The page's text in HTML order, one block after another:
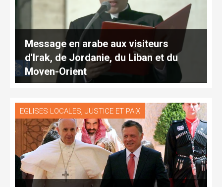
Message en arabe aux visiteurs
d'Irak, de Jordanie, du Liban et du
Moyen-Orient
EGLISES LOCALES, JUSTICE ET PAIX